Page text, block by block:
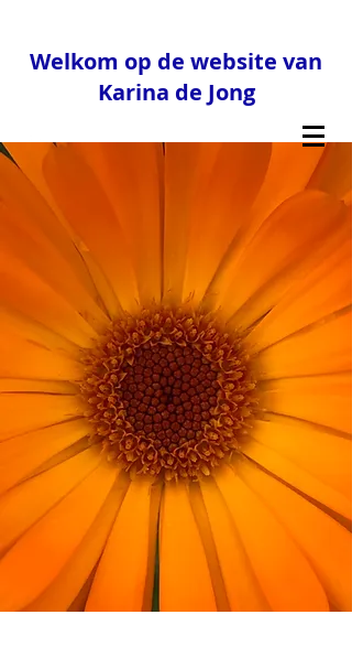
Welkom op de website van
Karina de Jong